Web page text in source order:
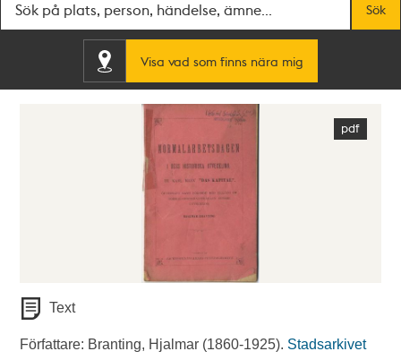
Sök
Visa vad som finns nära mig
Text
Författare: Branting, Hjalmar (1860-1925). Stadsarkivet